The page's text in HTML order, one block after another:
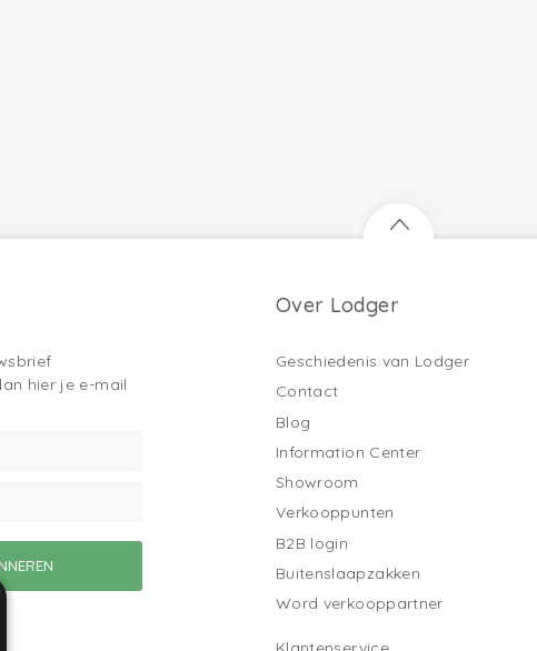
hier je e-mail
Over Lodger
Geschiedenis van Lodger
Contact
Blog
Information Center
Showroom
Verkooppunten
B2B login
Buitenslaapzakken
Word verkooppartner